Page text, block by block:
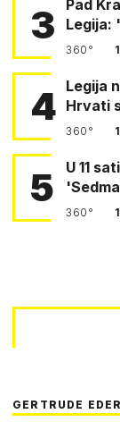
3
Pad
Legija:
360°
4 Legija
Hrvati
360°
5
U 11 sati bili su
360°
GERTRUDE